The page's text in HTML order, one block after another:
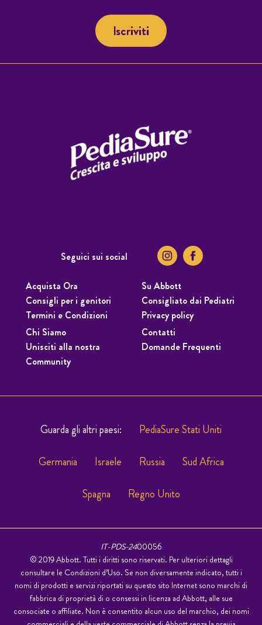
Iscriviti
Acquista Ora
Su Abbott
Consigli per i genitori
Consigliato dai Pediatri
Termini e Condizioni
Privacy policy
Chi Siamo
Contatti
Unisciti alla nostra
Community
Domande Frequenti
Seguici sui social
Guarda gli altri paesi: PediaSure Stati Uniti
Germania Israele Russia Sud Africa
Spagna Regno Unito
IT-PDS-2400056
© 2019 Abbott. Tutti i diritti sono riservati. Per ulteriori dettagli
consultare le Condizioni d’Uso. Se non diversamente indicato, tutti i
nomi di prodotti e servizi riportati su questo sito Internet sono marchi di
fabbrica di proprietà di o consessi in licenza ad Abbott, alle sue
consociate o affiliate. Non è consentito alcun uso del marchio, dei nomi